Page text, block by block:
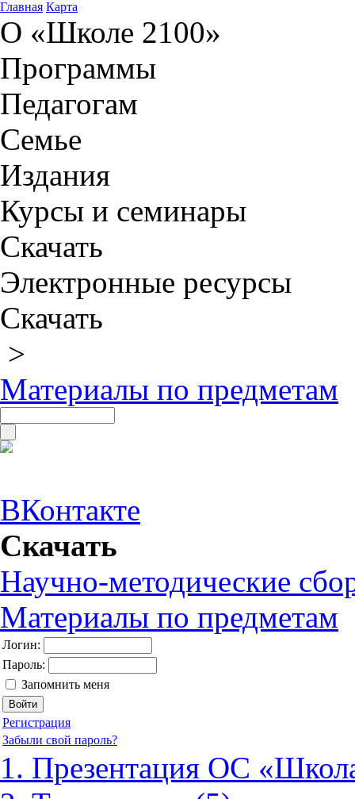
Главная Карта
О «Школе 2100»
Программы
Педагогам
Семье
Издания
Курсы и семинары
Скачать
Электронные ресурсы
Скачать
>
Материалы по предметам
ВКонтакте
Скачать
Научно-методические
Материалы по предметам
Логин:
Пароль:
Запомнить меня
Регистрация
Забыли свой пароль?
1. Презентация ОС